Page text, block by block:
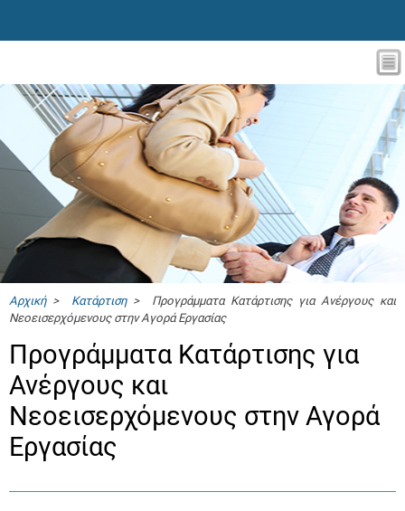
Αρχική> Κατάρτιση> Προγράμματα Κατάρτισης για Ανέργους και
Νεοεισερχόμενους στην Αγορά Εργασίας
Προγράμματα Κατάρτισης για
Ανέργους και
Νεοεισερχόμενους στην Αγορά
Εργασίας